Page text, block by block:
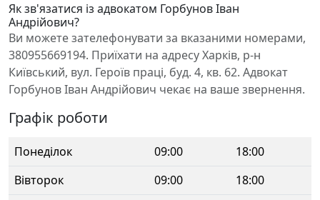
Як зв'язатися із адвокатом Горбунов Іван
Андрійович?
Ви можете зателефонувати за вказаними номерами,
380955669194. Приїхати на адресу Харків, р-н
Київський, вул. Героїв праці, буд. 4, кв. 62. Адвокат
Горбунов Іван Андрійович чекає на ваше звернення.
Графік роботи
Понеділок 09:00
18:00
Вівторок
09:00
18:00